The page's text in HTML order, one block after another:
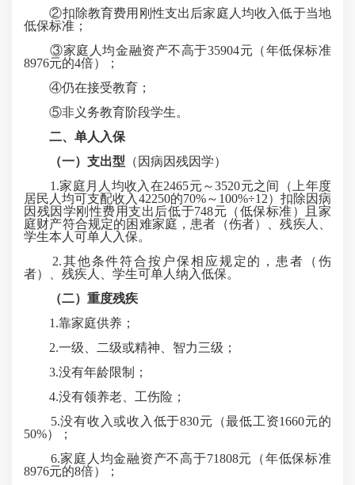
②扣除教育费用刚性支出后家庭人均收入低于当地
低保标准；
③家庭人均金融资产不高于35904元（年低保标准
8976元的4倍）；
④仍在接受教育；
⑤非义务教育阶段学生。
二、单人入保
（一）支出型 （因病因残因学）
1.家庭月人均收入在2465元～3520元之间（上年度
居民人均可支配收入42250的70%～100%÷12）扣除因病
因残因学刚性费用支出后低于748元（低保标准）且家
庭财产符合规定的困难家庭，患者（伤者）、残疾人、
学生本人可单人入保。
2.其他条件符合按户保相应规定的，患者（伤
者）、残疾人、学生可单人纳入低保。
（二） 重度残疾
1.靠家庭供养；
2.一级、二级或精神、智力三级；
3.没有年龄限制；
4.没有领养老、工伤险；
5.没有收入或收入低于830元（最低工资1660元的
50%）；
6.家庭人均金融资产不高于71808元（年低保标准
8976元的8倍）；